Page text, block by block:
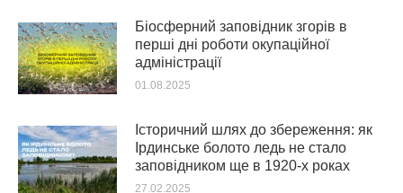
Біосферний заповідник згорів в
перші дні роботи окупаційної
адміністрації
01.08.2025
Історичний шлях до збереження: як
Ірдинське болото ледь не стало
заповідником ще в 1920-х роках
27.02.2025